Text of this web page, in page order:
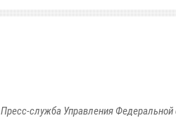
Пресс-служба Управления